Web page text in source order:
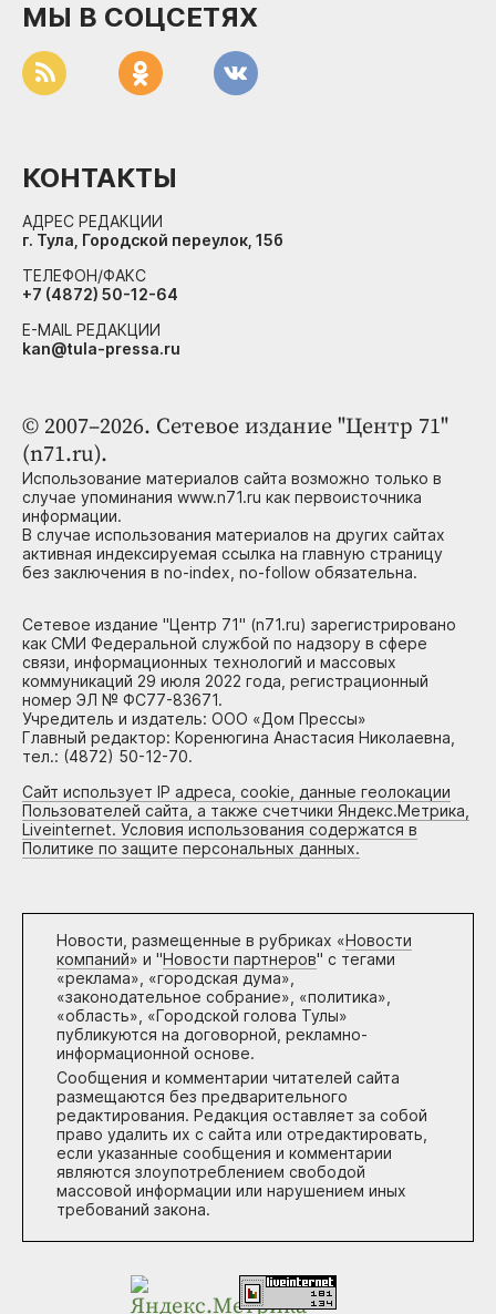
© 2007–2026. Сетевое издание "Центр 71"
(n71.ru).
Использование материалов сайта возможно только в
случае упоминания www.n71.ru как первоисточника
информации.
В случае использования материалов на других сайтах
активная индексируемая ссылка на главную страницу
без заключения в no-index, no-follow обязательна.
Сетевое издание "Центр 71" (n71.ru) зарегистрировано
как СМИ Федеральной службой по надзору в сфере
связи, информационных технологий и массовых
коммуникаций 29 июля 2022 года, регистрационный
номер ЭЛ № ФС77-83671.
Учредитель и издатель: ООО «Дом Прессы»
Главный редактор: Коренюгина Анастасия Николаевна,
тел.: (4872) 50-12-70.
Сайт использует IP адреса, cookie, данные геолокации
Пользователей сайта, а также счетчики Яндекс.Метрика,
Liveinternet. Условия использования содержатся в
Политике по защите персональных данных.
Новости, размещенные в рубриках «Новости
компаний» и "Новости партнеров" с тегами
«реклама», «городская дума»,
«законодательное собрание», «политика»,
«область», «Городской голова Тулы»
публикуются на договорной, рекламно-
информационной основе.
Сообщения и комментарии читателей сайта
размещаются без предварительного
редактирования. Редакция оставляет за собой
право удалить их с сайта или отредактировать,
если указанные сообщения и комментарии
являются злоупотреблением свободой
массовой информации или нарушением иных
требований закона.
МЫ В СОЦСЕТЯХ
КОНТАКТЫ
АДРЕС РЕДАКЦИИ
г. Тула, Городской переулок, 15б
ТЕЛЕФОН/ФАКС
+7 (4872) 50-12-64
E-MAIL РЕДАКЦИИ
kan@tula-pressa.ru